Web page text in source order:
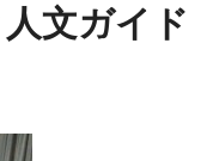
文ガイド